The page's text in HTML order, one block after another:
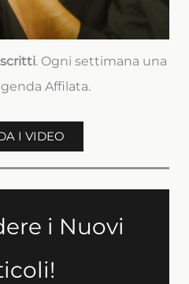
. Ogni settimana una
Affilata.
I VIDEO
i Nuovi